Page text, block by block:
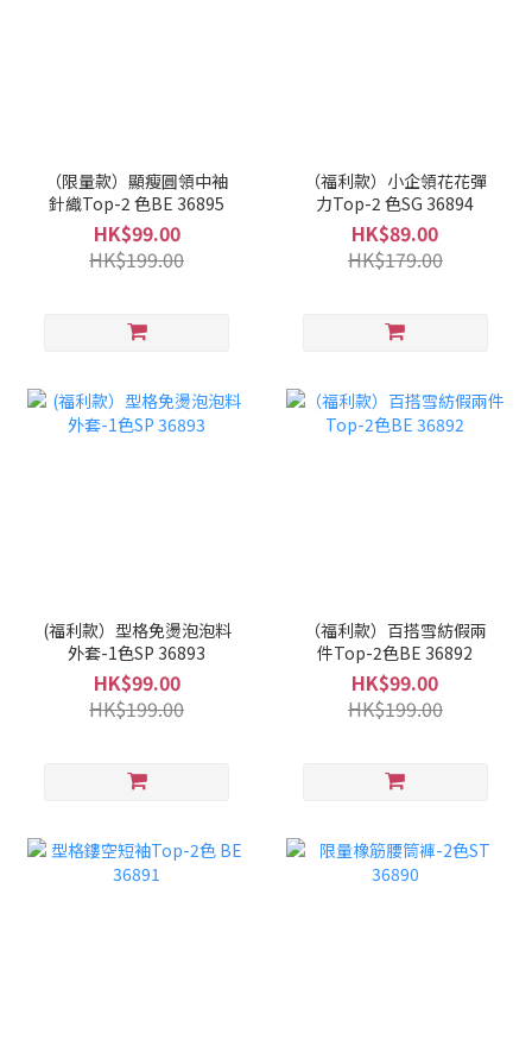
（限量款）顯瘦圓領中袖
針織Top-2 色BE 36895
HK$99.00
HK$199.00
（福利款）小企領花花彈
力Top-2 色SG 36894
HK$89.00
HK$179.00
(福利款）型格免燙泡泡料
外套-1色SP 36893
HK$99.00
HK$199.00
（福利款）百搭雪紡假兩
件Top-2色BE 36892
HK$99.00
HK$199.00